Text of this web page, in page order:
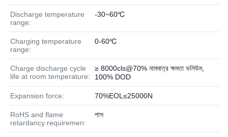
Discharge temperature
range:
-30~60℃
Charging temperature
range:
0-60℃
Charge discharge cycle
life at room temperature:
≥ 8000cls@70% নামমাত্র ক্ষমতা ভলিউম,
100% DOD
Expansion force: 70%EOL≤25000N
RoHS and flame
retardancy requiremen:
পাস